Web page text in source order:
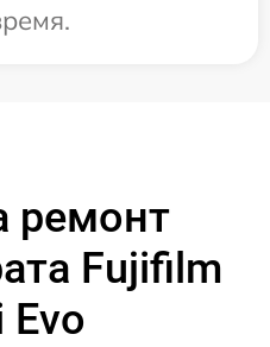
ремонт
Fujifilm
Evo